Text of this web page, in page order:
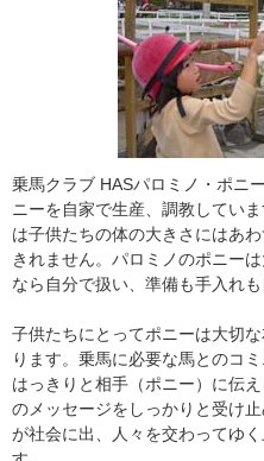
乗馬クラブ HASパロミノ・ポニ
ニーを自家で生産、調教してい
は子供たちの体の大きさにはあ
きれません。パロミノのポニー
なら自分で扱い、準備も手入れも
子供たちにとってポニーは大切
ります。乗馬に必要な馬とのコ
はっきりと相手（ポニー）に伝
のメッセージをしっかりと受け
が社会に出、人々を交わってゆ